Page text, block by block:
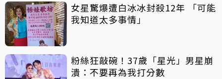
女星驚爆遭白冰冰封殺12年 「可能
我知道太多事情」
粉絲狂敲碗！37歲「星光」男星崩
潰：不要再為我打分數